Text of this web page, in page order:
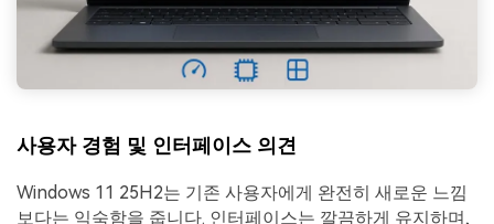
사용자 경험 및 인터페이스 의견
Windows 11 25H2는 기존 사용자에게 완전히 새로운 느낌
보다는 익숙함을 줍니다. 인터페이스는 깔끔하게 유지하며,